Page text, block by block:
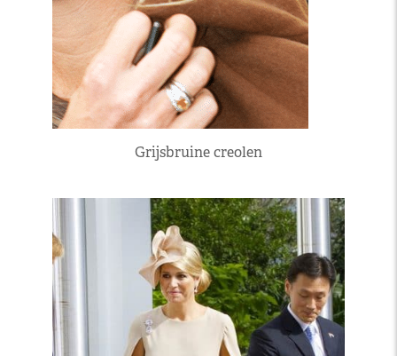
Grijsbruine creolen